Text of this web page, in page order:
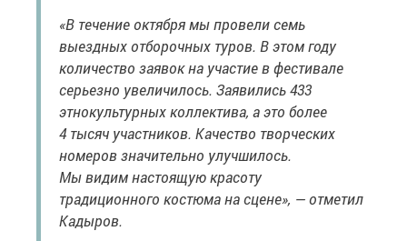
«В течение октября мы провели семь
выездных отборочных туров. В этом году
количество заявок на участие в фестивале
серьезно увеличилось. Заявились 433
этнокультурных коллектива, а это более
4 тысяч участников. Качество творческих
номеров значительно улучшилось.
Мы видим настоящую красоту
традиционного костюма на сцене», — отметил
Кадыров.